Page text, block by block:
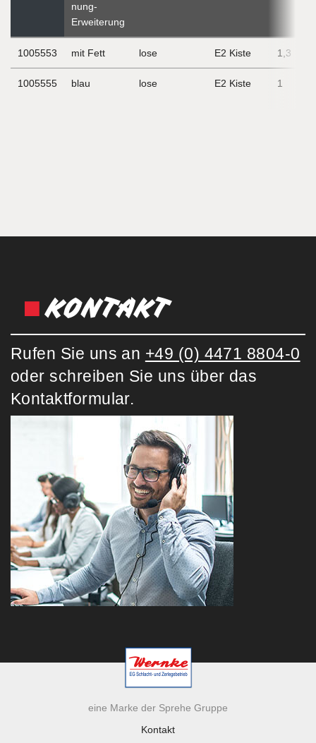
nung-
Erweiterung
1005553 mit Fett lose E2 Kiste 1,3
1005555 blau lose E2 Kiste 1
KONTAKT
Rufen Sie uns an +49 (0) 4471 8804-0
oder schreiben Sie uns über das
Kontaktformular.
eine Marke der Sprehe Gruppe
Kontakt